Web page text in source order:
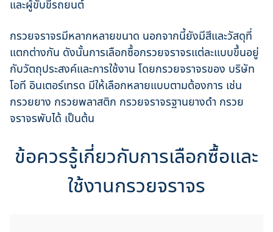
และผู้ขับขี่รถยนต์
กรวยจราจรมีหลากหลายขนาด นอกจากนี้ยังมีสีและวัสดุที่
แตกต่างกัน ดังนั้นการเลือกซื้อกรวยจราจรแต่ละแบบขึ้นอยู่
กับวัตถุประสงค์และการใช้งาน โดยกรวยจราจรของ บริษัท
โอที อินเตอร์เทรด มีให้เลือกหลายแบบตามต้องการ เช่น
กรวยยาง กรวยพลาสติก กรวยจราจรฐานยางดำ กรวย
จราจรพับได้ เป็นต้น
ข้อควรรู้เกี่ยวกับการเลือกซื้อและ
ใช้งานกรวยจราจร